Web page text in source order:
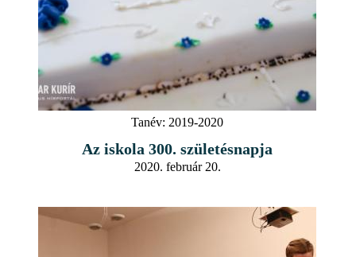
Tanév: 2019-2020
Az iskola 300. születésnapja
2020. február 20.